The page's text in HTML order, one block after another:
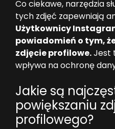
Co ciekawe, narzędzia
tych zdjęć zapewniają
Użytkownicy
powiadomień o tym,
zdjęcie profilowe.Jest
wpływa na ochronę
Jakie są
powiększaniu
profilowego?